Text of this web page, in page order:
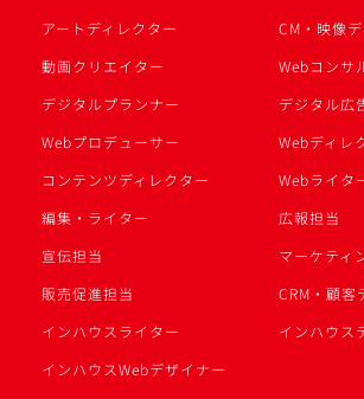
アートディレクター
CM・映像
動画クリエイター
Webコンサ
デジタルプランナー
デジタル広
Webプロデューサー
Webディレ
コンテンツディレクター
Webライタ
編集・ライター
広報担当
宣伝担当
マーケティ
販売促進担当
CRM・顧客
インハウスライター
インハウス
インハウスWebデザイナー